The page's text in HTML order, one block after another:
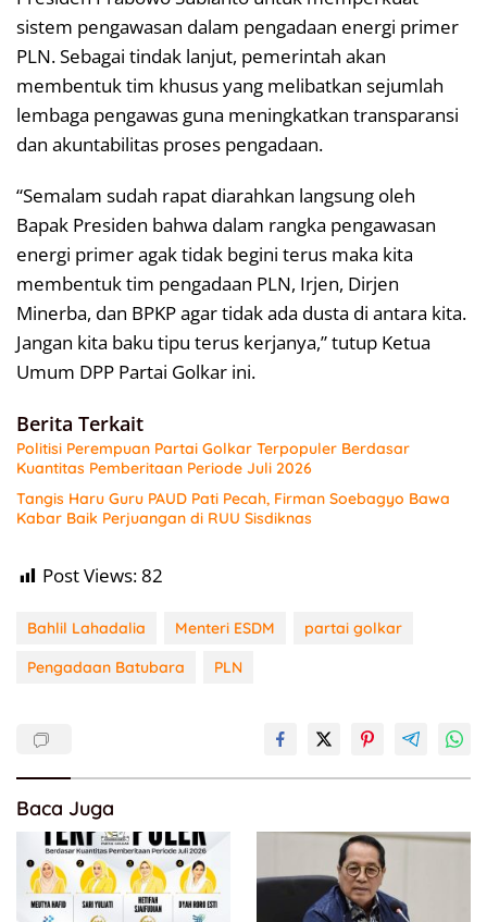
sistem pengawasan dalam pengadaan energi primer
PLN. Sebagai tindak lanjut, pemerintah akan
membentuk tim khusus yang melibatkan sejumlah
lembaga pengawas guna meningkatkan transparansi
dan akuntabilitas proses pengadaan.
“Semalam sudah rapat diarahkan langsung oleh
Bapak Presiden bahwa dalam rangka pengawasan
energi primer agak tidak begini terus maka kita
membentuk tim pengadaan PLN, Irjen, Dirjen
Minerba, dan BPKP agar tidak ada dusta di antara kita.
Jangan kita baku tipu terus kerjanya,” tutup Ketua
Umum DPP Partai Golkar ini.
Berita Terkait
Politisi Perempuan Partai Golkar Terpopuler Berdasar
Kuantitas Pemberitaan Periode Juli 2026
Tangis Haru Guru PAUD Pati Pecah, Firman Soebagyo Bawa
Kabar Baik Perjuangan di RUU Sisdiknas
Post Views:82
Bahlil Lahadalia Menteri ESDM
partai golkar
Pengadaan Batubara
PLN
Baca Juga